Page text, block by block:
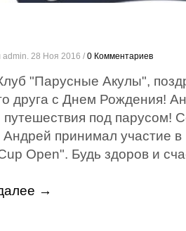
admin. 28 Ноя 2016 / 0 Комментариев
"Парусные Акулы",
друга с Днем Рождения!
путешествия под парусом!
Андрей принимал участие
Open". Будь здоров и
→